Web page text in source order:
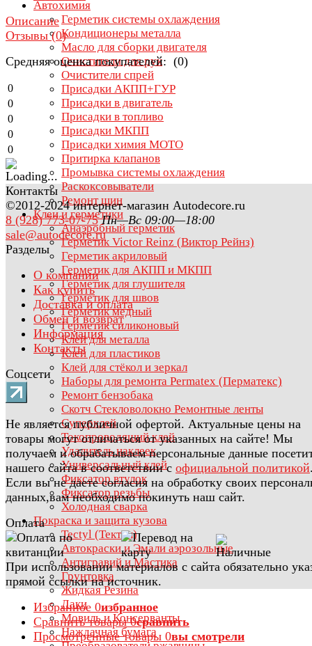
Автохимия
Герметик системы охлаждения
Кондиционеры металла
Масло для сборки двигателя
Очистители для рук
Очистители спрей
Присадки АКПП+ГУР
Присадки в двигатель
Присадки в топливо
Присадки МКПП
Присадки химия МОТО
Притирка клапанов
Промывка системы охлаждения
Раскоксовыватели
Ремонт шин
Клеи и герметики
Анаэробный герметик
Герметик Victor Reinz (Виктор Рейнз)
Герметик акриловый
Герметик для АКПП и МКПП
Герметик для глушителя
Герметик для швов
Герметик медный
Герметик силиконовый
Клей для металла
Клей для пластиков
Клей для стёкол и зеркал
Наборы для ремонта Permatex (Перматекс)
Ремонт бензобака
Скотч Стекловолокно Ремонтные ленты
Суперклей
Токопроводящий клей
Удалитель наклеек
Универсальный клей
Фиксатор втулок
Фиксатор резьбы
Холодная сварка
Покраска и защита кузова
Tectyl (Тектил)
Автокраски и Эмали аэрозольные
Антигравий и Мастика
Грунтовка
Жидкая Резина
Лаки
Мовиль и Консерванты
Наждачная бумага
Описание
Отзывы (0)
Средняя оценка покупателей: (0)
0
0
0
0
0
Контакты
©2012-2024 интернет-магазин Autodecore.ru
8 (928) 773-07-75 Пн—Вс 09:00—18:00
sale@autodecore.ru
Разделы
О компании
Как купить
Доставка и оплата
Обмен и возврат
Информация
Контакты
Соцсети
Не является публичной офертой. Актуальные цены на
товары могут отличаться от указанных на сайте! Мы
получаем и обрабатываем персональные данные
нашего сайта в соответствии с официальной политикой
Если вы не даете согласия на обработку своих
данных,вам необходимо покинуть наш сайт.
Оплата
При использовании материалов с сайта обязательно
прямой ссылки на источник.
Избранное 0избранное
Сравнить товары 0сравнить
Просмотренные товары 0вы смотрели